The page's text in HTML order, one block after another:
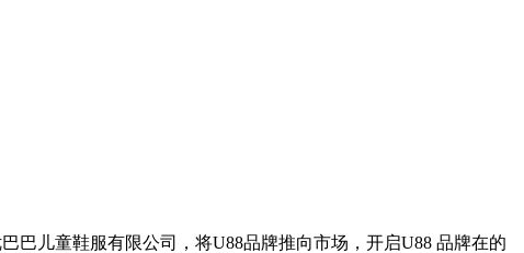
巴儿童鞋服有限公司，将U88品牌推向市场，开启U88 品牌在的